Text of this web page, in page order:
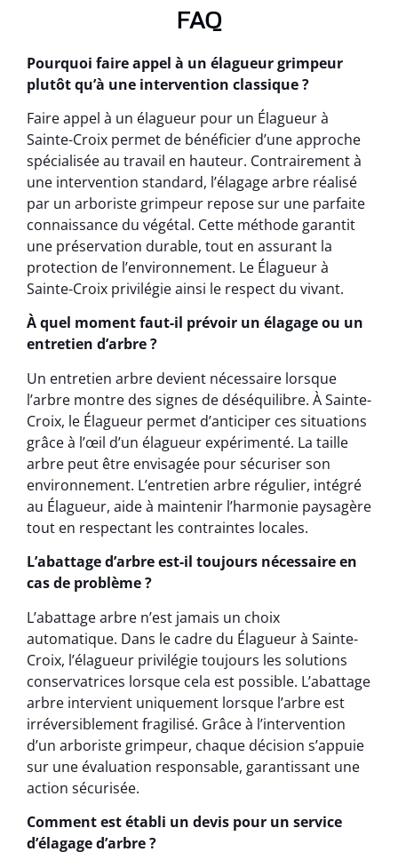
FAQ
Pourquoi faire appel à un élagueur grimpeur
plutôt qu’à une intervention classique ?
Faire appel à un élagueur pour un Élagueur à
Sainte-Croix permet de bénéficier d’une approche
spécialisée au travail en hauteur. Contrairement à
une intervention standard, l’élagage arbre réalisé
par un arboriste grimpeur repose sur une parfaite
connaissance du végétal. Cette méthode garantit
une préservation durable, tout en assurant la
protection de l’environnement. Le Élagueur à
Sainte-Croix privilégie ainsi le respect du vivant.
À quel moment faut-il prévoir un élagage ou un
entretien d’arbre ?
Un entretien arbre devient nécessaire lorsque
l’arbre montre des signes de déséquilibre. À Sainte-
Croix, le Élagueur permet d’anticiper ces situations
grâce à l’œil d’un élagueur expérimenté. La taille
arbre peut être envisagée pour sécuriser son
environnement. L’entretien arbre régulier, intégré
au Élagueur, aide à maintenir l’harmonie paysagère
tout en respectant les contraintes locales.
L’abattage d’arbre est-il toujours nécessaire en
cas de problème ?
L’abattage arbre n’est jamais un choix
automatique. Dans le cadre du Élagueur à Sainte-
Croix, l’élagueur privilégie toujours les solutions
conservatrices lorsque cela est possible. L’abattage
arbre intervient uniquement lorsque l’arbre est
irréversiblement fragilisé. Grâce à l’intervention
d’un arboriste grimpeur, chaque décision s’appuie
sur une évaluation responsable, garantissant une
action sécurisée.
Comment est établi un devis pour un service
d’élagage d’arbre ?